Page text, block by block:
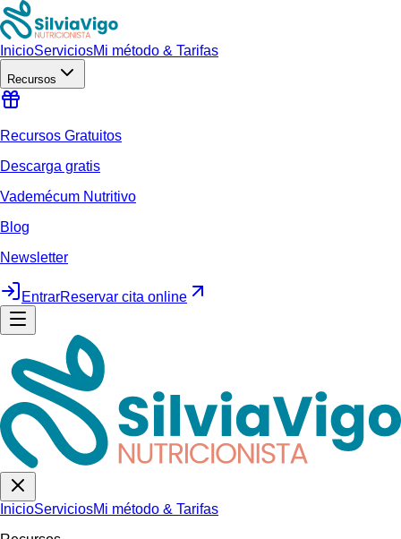
InicioServiciosMi método & Tarifas
Recursos
Recursos Gratuitos
Descarga gratis
Vademécum Nutritivo
Blog
Newsletter
EntrarReservar cita online
InicioServiciosMi método & Tarifas